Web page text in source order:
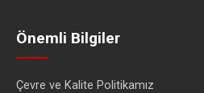
Önemli Bilgiler
Çevre ve Kalite Politikamız